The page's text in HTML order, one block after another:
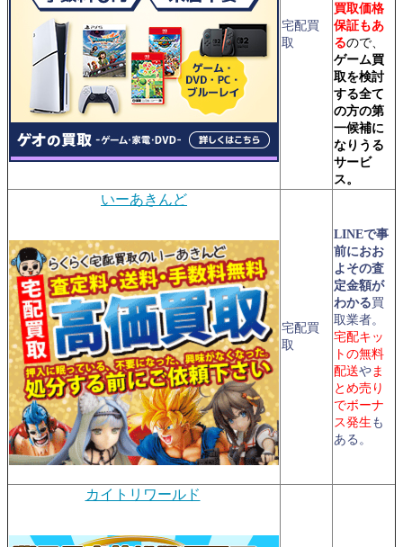
宅配買
取
買取価格
保証もあ
るので、
ゲーム買
取を検討
する全て
の方の第
一候補に
なりうる
サービ
ス。
いーあきんど
宅配買
取
LINEで事
前におお
よその査
定金額が
わかる買
取業者。
宅配キッ
トの無料
配送やま
とめ売り
でボーナ
ス発生 も
ある。
カイトリワールド